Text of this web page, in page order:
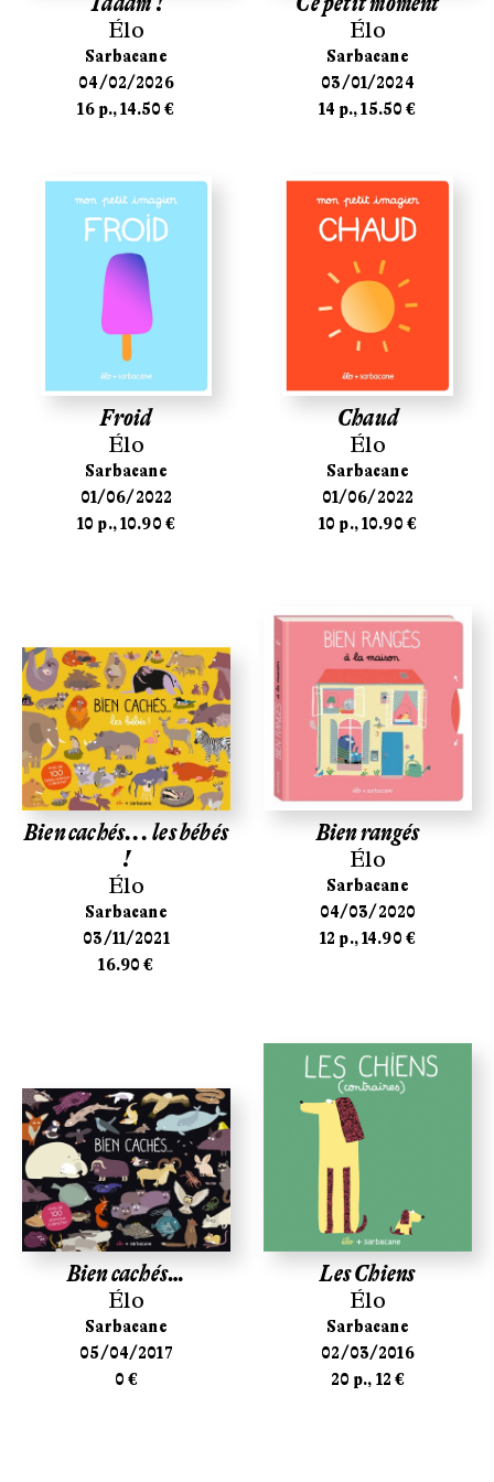
Élo
Sarbacane
04/02/2026
16 p., 14.50 €
Élo
Sarbacane
03/01/2024
14 p., 15.50 €
Froid
Élo
Sarbacane
01/06/2022
10 p., 10.90 €
Chaud
Élo
Sarbacane
01/06/2022
10 p., 10.90 €
Bien cachés... les bébés
!
Élo
Sarbacane
03/11/2021
16.90 €
Bien rangés
Élo
Sarbacane
04/03/2020
12 p., 14.90 €
Bien cachés…
Élo
Sarbacane
05/04/2017
0 €
Les Chiens
Élo
Sarbacane
02/03/2016
20 p., 12 €